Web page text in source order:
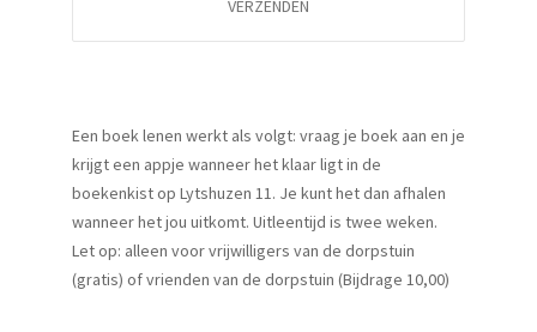
Een boek lenen werkt als volgt: vraag je boek aan en je
krijgt een appje wanneer het klaar ligt in de
boekenkist op Lytshuzen 11. Je kunt het dan afhalen
wanneer het jou uitkomt. Uitleentijd is twee weken.
Let op: alleen voor vrijwilligers van de dorpstuin
(gratis) of vrienden van de dorpstuin (Bijdrage 10,00)